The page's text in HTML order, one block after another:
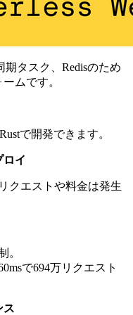
期タスク、Redisのため
ムです。
で開発できます。
ロイ
クエストや料金は発生
。
で694万リクエスト
ス